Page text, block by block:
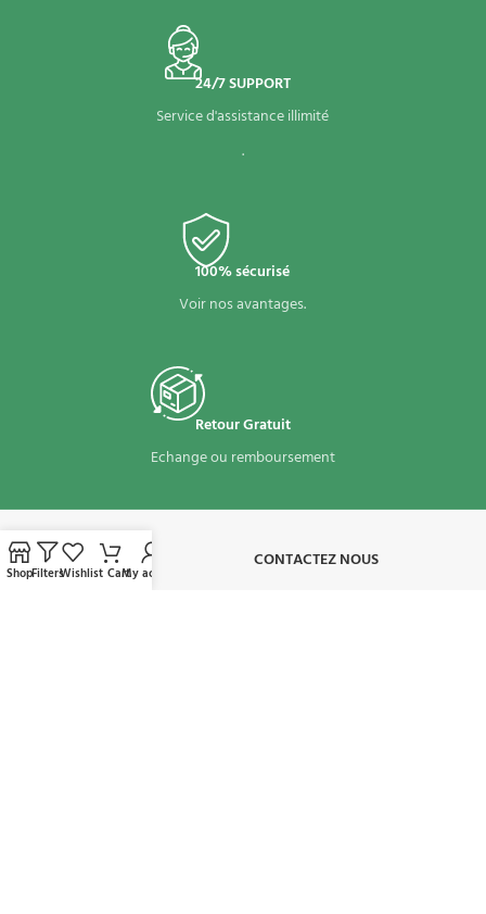
24/7 SUPPORT
Service d'assistance illimité
.
100% sécurisé
Voir nos avantages.
Retour Gratuit
Echange ou remboursement
À PROPOS​ CONTACTEZ NOUS
ShopFiltersWishlist CartMy account